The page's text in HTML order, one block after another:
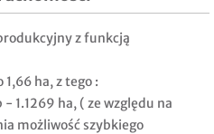
z funkcją
1,66 ha, z tego :
1.1269 ha, ( ze względu na
możliwość szybkiego